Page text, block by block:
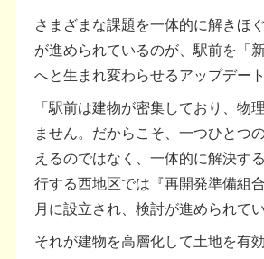
さまざまな課題を一体的に解きほ
が進められているのが、駅前を「
へと生まれ変わらせるアップデート
「駅前は建物が密集しており、物
ません。だからこそ、一つひとつ
えるのではなく、一体的に解決す
行する西地区では『再開発準備組
月に設立され、検討が進められてい
それが建物を高層化して土地を有